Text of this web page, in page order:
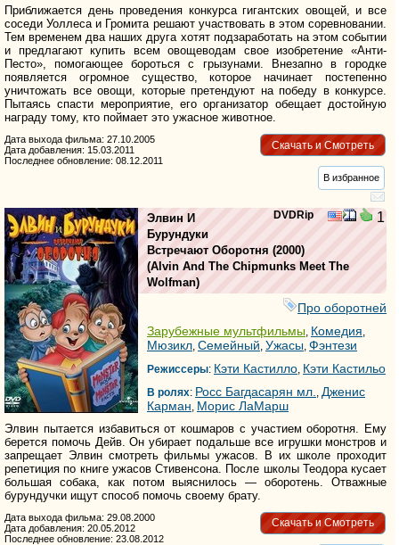
Приближается день проведения конкурса гигантских овощей, и все
соседи Уоллеса и Громита решают участвовать в этом соревновании.
Тем временем два наших друга хотят подзаработать на этом событии
и предлагают купить всем овощеводам свое изобретение «Анти-
Песто», помогающее бороться с грызунами. Внезапно в городке
появляется огромное существо, которое начинает постепенно
уничтожать все овощи, которые претендуют на победу в конкурсе.
Пытаясь спасти мероприятие, его организатор обещает достойную
награду тому, кто поймает это ужасное животное.
Скачать и Смотреть
Дата выхода фильма: 27.10.2005
Дата добавления: 15.03.2011
Последнее обновление: 08.12.2011
В избранное
DVDRip 1
Элвин И
Бурундуки
Встречают Оборотня (2000)
(Alvin And The Chipmunks Meet The
Wolfman)
Про оборотней
Зарубежные мультфильмы, Комедия,
Мюзикл, Семейный, Ужасы, Фэнтези
Режиссеры: Кэти Кастилло, Кэти Кастильо
В ролях: Росс Багдасарян мл. , Дженис
Карман, Морис ЛаМарш
Элвин пытается избавиться от кошмаров с участием оборотня. Ему
берется помочь Дейв. Он убирает подальше все игрушки монстров и
запрещает Элвин смотреть фильмы ужасов. В их школе проходит
репетиция по книге ужасов Стивенсона. После школы Теодора кусает
большая собака, как потом выяснилось — оборотень. Отважные
бурундучки ищут способ помочь своему брату.
Скачать и Смотреть
Дата выхода фильма: 29.08.2000
Дата добавления: 20.05.2012
Последнее обновление: 23.08.2012